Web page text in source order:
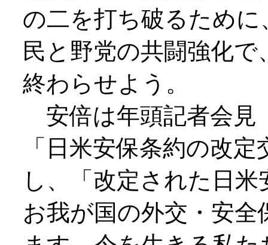
の二を打ち破るため
民と野党の共闘強化
終わらせよう。
安倍は年頭記者会見
「日米安保条約の改
し、「改定された日
お我が国の外交・安